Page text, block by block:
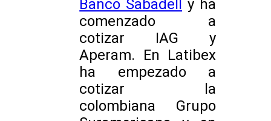
Banco Sabadell y ha
comenzado a
cotizar IAG y
Aperam. En Latibex
ha empezado a
cotizar la
colombiana Grupo